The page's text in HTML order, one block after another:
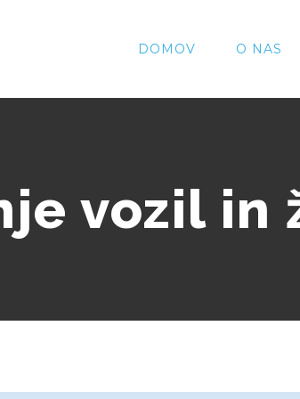
DOMOV
O NAS
vozil in